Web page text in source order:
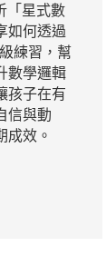
「星式數
如何透過
練習，幫
數學邏輯
孩子在有
信與動
成效。